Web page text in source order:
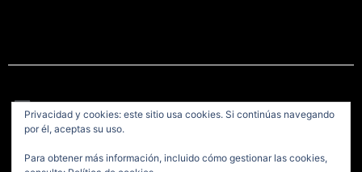
Menú
Privacidad y cookies: este sitio usa cookies. Si continúas navegando
por él, aceptas su uso.
Para obtener más información, incluido cómo gestionar las cookies,